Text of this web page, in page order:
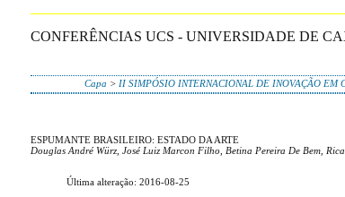
CONFERÊNCIAS UCS - UNIVERSIDADE DE
Capa > II SIMPÓSIO INTERNACIONAL DE INOVAÇÃO EM
ESPUMANTE BRASILEIRO: ESTADO DA ARTE
Douglas André Würz, José Luiz Marcon Filho, Betina Pereira De Bem,
Última alteração: 2016-08-25